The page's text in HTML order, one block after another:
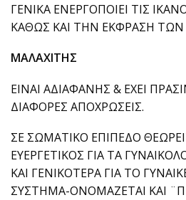
ΓΕΝΙΚΑ ΕΝΕΡΓΟΠΟΙΕΙ ΤΙΣ
ΚΑΘΩΣ ΚΑΙ ΤΗΝ ΕΚΦΡΑΣΗ
ΜΑΛΑΧΙΤΗΣ
ΕΙΝΑΙ ΑΔΙΑΦΑΝΗΣ & ΕΧΕΙ
ΔΙΑΦΟΡΕΣ ΑΠΟΧΡΩΣΕΙΣ.
ΣΕ ΣΩΜΑΤΙΚΟ ΕΠΙΠΕΔΟ
ΕΥΕΡΓΕΤΙΚΟΣ ΓΙΑ ΤΑ
ΚΑΙ ΓΕΝΙΚΟΤΕΡΑ ΓΙΑ ΤΟ
ΣΥΣΤΗΜΑ-ΟΝΟΜΑΖΕΤΑΙ ΚΑΙ